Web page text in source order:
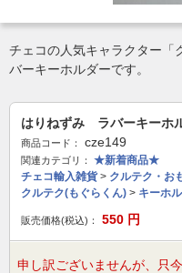
チェコの人気キャラクター「
バーキーホルダーです。
はりねずみ ラバーキーホ
商品コード： cze149
関連カテゴリ：
★新着商品★
チェコ輸入雑貨> クルテク・お
クルテク(もぐらくん) > キーホ
販売価格(税込)： 550 円
申し訳ございませんが、只